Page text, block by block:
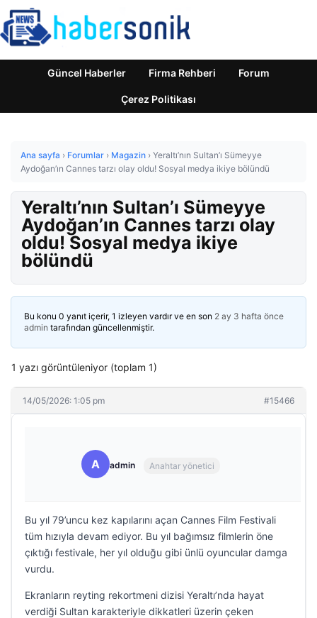
Güncel Haberler Firma Rehberi Forum
Çerez Politikası
Ana sayfa › Forumlar › Magazin › Yeraltı’nın Sultan’ı Sümeyye
Aydoğan’ın Cannes tarzı olay oldu! Sosyal medya ikiye bölündü
Yeraltı’nın Sultan’ı Sümeyye
Aydoğan’ın Cannes tarzı olay
oldu! Sosyal medya ikiye
bölündü
Bu konu 0 yanıt içerir, 1 izleyen vardır ve en son 2 ay 3 hafta önce
admin tarafından güncellenmiştir.
1 yazı görüntüleniyor (toplam 1)
14/05/2026: 1:05 pm #15466
A admin Anahtar yönetici
Bu yıl 79’uncu kez kapılarını açan Cannes Film Festivali
tüm hızıyla devam ediyor. Bu yıl bağımsız filmlerin öne
çıktığı festivale, her yıl olduğu gibi ünlü oyuncular damga
vurdu.
Ekranların reyting rekortmeni dizisi Yeraltı’nda hayat
verdiği Sultan karakteriyle dikkatleri üzerin çeken